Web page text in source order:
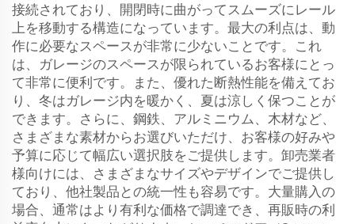
接続されており、開閉時に曲がってスムーズにレール
上を移動する構造になっています。最大の利点は、動
作に必要なスペースが非常に少ないことです。これ
は、ガレージのスペースが限られているお客様にとっ
て非常に便利です。また、優れた断熱性能を備えてお
り、冬はガレージ内を暖かく、夏は涼しく保つことが
できます。さらに、鋼鉄、アルミニウム、木材など、
さまざまな素材からお選びいただけ、お客様の好みや
予算に応じて幅広い選択肢をご提供します。卸売業者
様向けには、さまざまなサイズやデザインでご提供し
ており、他社製品との統一性も容易です。大量購入の
場合、通常はより有利な価格で調達でき、再販時の利